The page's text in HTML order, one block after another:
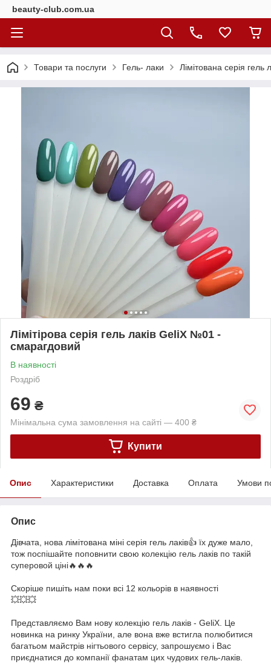
beauty-club.com.ua
Товари та послуги Гель- лаки Лімітована серія гель
Лімітірова серія гель лаків GeliX №01 -
смарагдовий
В наявності
Роздріб
69 ₴
Мінімальна сума замовлення на сайті — 400 ₴
Купити
Опис Характеристики Доставка Оплата Умови
Опис
Дівчата, нова лімітована міні серія гель лаків👍 їх дуже мало,
тож поспішайте поповнити свою колекцію гель лаків по такій
суперовой ціні🔥🔥🔥
Скоріше пишіть нам поки всі 12 кольорів в наявності
💥💥💥
Представляємо Вам нову колекцію гель лаків - GeliX. Це
новинка на ринку України, але вона вже встигла полюбитися
багатьом майстрів нігтьового сервісу, запрошуємо і Вас
приєднатися до компанії фанатам цих чудових гель-лаків.